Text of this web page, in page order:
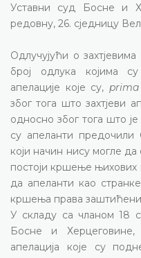
Уставни суд Босне и
редовну, 26. сједницу
Одлучујући о
број одлука којима
апелације које су,
због тога што захтјеви
односно због тога што
су апеланти предочили
који начин нису могле
постоји кршење њихових
да апеланти као
кршења права
У складу са чланом 18
Босне и
апелација које су